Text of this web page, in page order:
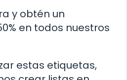
y obtén un
en todos nuestros
estas etiquetas,